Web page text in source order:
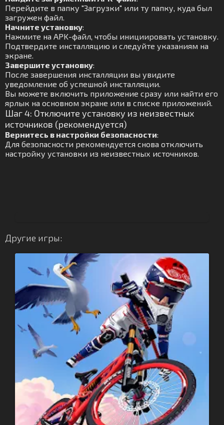
Перейдите в папку "Загрузки" или ту папку, куда был
загружен файл.
Начните установку:
Нажмите на APK-файл, чтобы инициировать установку.
Подтвердите инсталляцию и следуйте указаниям на
экране.
Завершите установку:
После завершения инсталляции вы увидите
уведомление об успешной инсталляции.
Вы можете включить приложение сразу или найти его
ярлык на основном экране или в списке приложений.
Шаг 4: Отключите установку из неизвестных
источников (рекомендуется)
Вернитесь в настройки безопасности:
Для безопасности рекомендуется снова отключить
настройку установки из неизвестных источников.
Другие игры: